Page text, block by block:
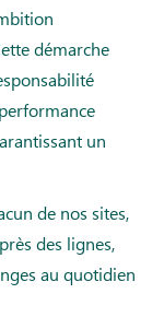
démarche
un
de nos sites,
des lignes,
au quotidien